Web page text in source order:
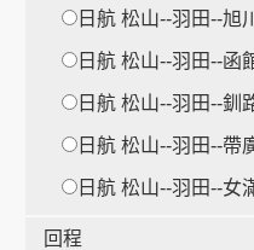
日航 松山--羽田--旭
日航 松山--羽田--函
日航 松山--羽田--釧
日航 松山--羽田--帶
日航 松山--羽田--女
回程